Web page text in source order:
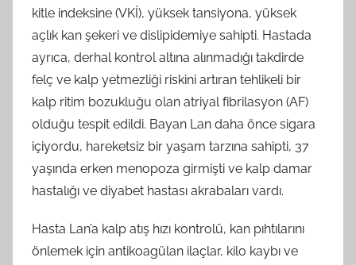
kitle indeksine (VKİ), yüksek tansiyona, yüksek
açlık kan şekeri ve dislipidemiye sahipti. Hastada
ayrıca, derhal kontrol altına alınmadığı takdirde
felç ve kalp yetmezliği riskini artıran tehlikeli bir
kalp ritim bozukluğu olan atriyal fibrilasyon (AF)
olduğu tespit edildi. Bayan Lan daha önce sigara
içiyordu, hareketsiz bir yaşam tarzına sahipti, 37
yaşında erken menopoza girmişti ve kalp damar
hastalığı ve diyabet hastası akrabaları vardı.
Hasta Lan’a kalp atış hızı kontrolü, kan pıhtılarını
önlemek için antikoagülan ilaçlar, kilo kaybı ve